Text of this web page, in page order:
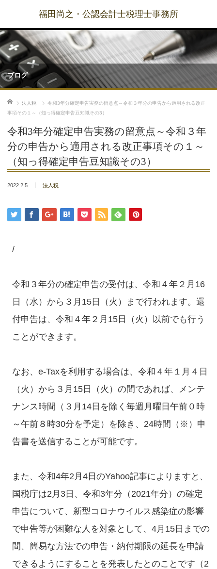
福田尚之・公認会計士税理士事務所
ブログ
ホーム 法人税
令和3年分確定申告実務の留意点～令和３年分の申告から適用される改正
事項その１～（知っ得確定申告豆知識その3）
令和3年分確定申告実務の留意点～令和３年
分の申告から適用される改正事項その１～
（知っ得確定申告豆知識その3）
2022.2.5 法人税
/
令和３年分の確定申告の受付は、令和４年２月16
日（水）から３月15日（火）まで行われます。還
付申告は、令和４年２月15日（火）以前でも行う
ことができます。
なお、e-Taxを利用する場合は、令和４年１月４日
（火）から３月15日（火）の間であれば、メンテ
ナンス時間（３月14日を除く毎週月曜日午前０時
～午前８時30分を予定）を除き、24時間（※）申
告書を送信することが可能です。
また、令和4年2月4日のYahoo記事によりますと、
国税庁は2月3日、令和3年分（2021年分）の確定
申告について、新型コロナウイルス感染症の影響
で申告等が困難な人を対象として、4月15日までの
間、簡易な方法での申告・納付期限の延長を申請
できるようにすることを発表したとのことです（2